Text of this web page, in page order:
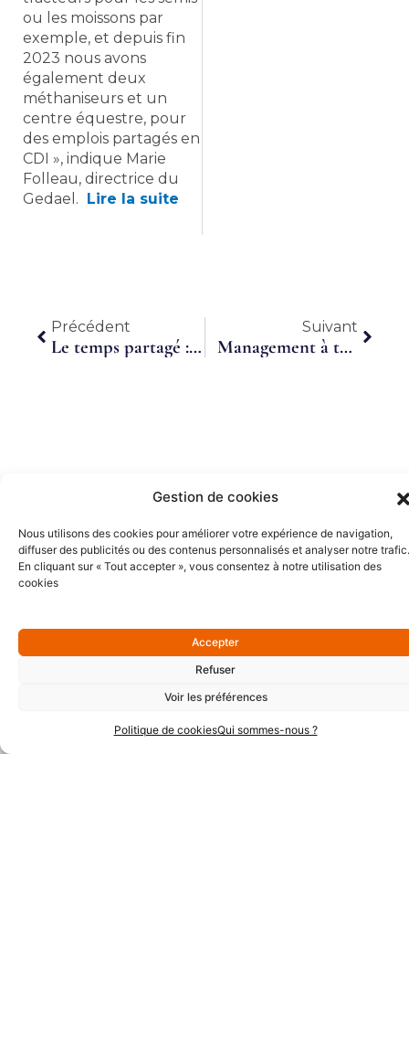
Gestion de cookies
Nous utilisons des cookies pour améliorer votre expérience de navigation,
diffuser des publicités ou des contenus personnalisés et analyser notre trafic.
En cliquant sur « Tout accepter », vous consentez à notre utilisation des
cookies
Accepter
Refuser
Voir les préférences
Politique de cookiesQui sommes-nous ?
ou les moissons par
exemple, et depuis fin
2023 nous avons
également deux
méthaniseurs et un
centre équestre, pour
des emplois partagés en
CDI », indique Marie
Folleau, directrice du
Gedael. Lire la suite
Précédent
Précédent
Le temps partagé : vision d’une salariée du GENOV
Suivant
Management à temps partagé : Définition et avantages
Partenaires Or